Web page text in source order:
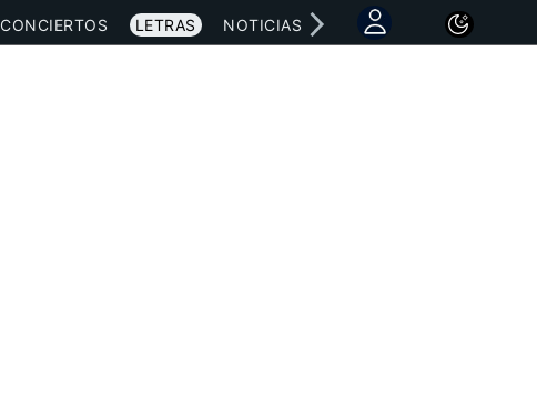
CONCIERTOS LETRAS NOTICIAS